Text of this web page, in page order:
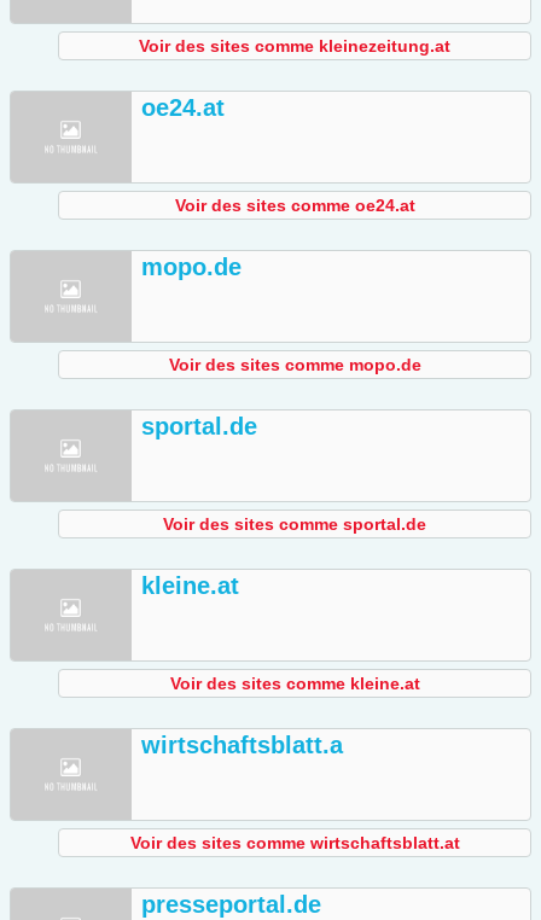
Voir des sites comme kleinezeitung.at
oe24.at
Voir des sites comme oe24.at
mopo.de
Voir des sites comme mopo.de
sportal.de
Voir des sites comme sportal.de
kleine.at
Voir des sites comme kleine.at
wirtschaftsblatt.a
Voir des sites comme wirtschaftsblatt.at
presseportal.de